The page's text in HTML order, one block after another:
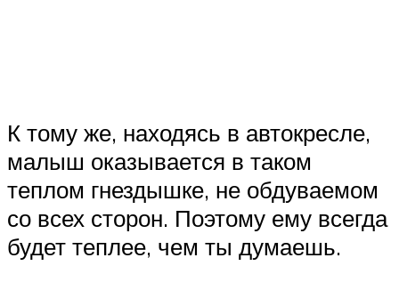
К тому же, находясь в автокресле,
малыш оказывается в таком
теплом гнездышке, не обдуваемом
со всех сторон. Поэтому ему всегда
будет теплее, чем ты думаешь.